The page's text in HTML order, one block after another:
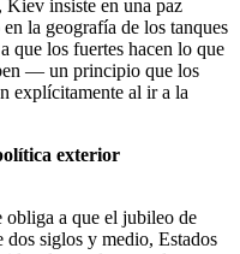
Kiev insiste en una paz
la geografía de los tanques
que los fuertes hacen lo que
— un principio que los
explícitamente al ir a la
exterior
a que el jubileo de
siglos y medio, Estados